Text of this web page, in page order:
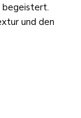
begeistert.
und den